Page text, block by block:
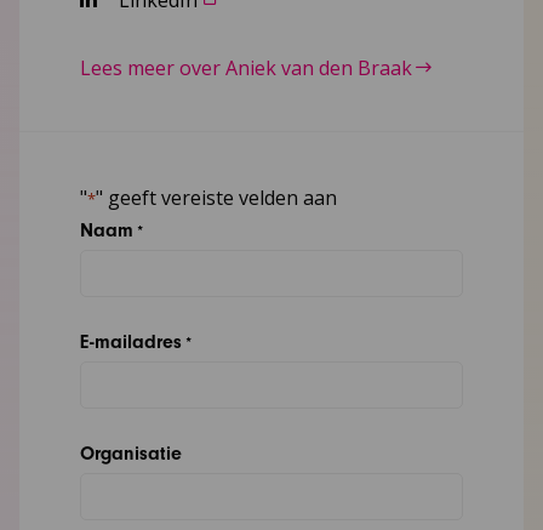
Lees meer over Aniek van den Braak
"*" geeft vereiste velden aan
Naam *
E-mailadres *
Organisatie